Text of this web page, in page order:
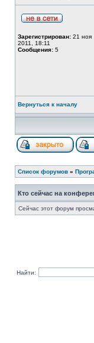
Зарегистрирован: 21 ноя
2011, 18:11
Сообщения: 5
Вернуться к началу
Список форумов »
Кто сейчас на
Сейчас этот форум
Найти: